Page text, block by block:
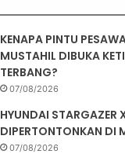
KENAPA PINTU
MUSTAHIL DIBUKA
TERBANG?
07/08/2026
HYUNDAI STARGAZER
DIPERTONTONKAN DI
07/08/2026